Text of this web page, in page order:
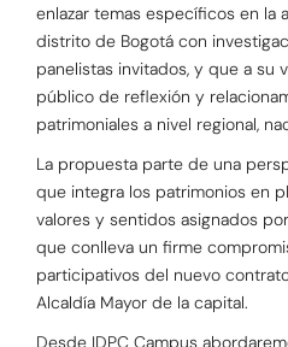
enlazar temas específicos en la
distrito de Bogotá con
panelistas invitados, y que a su
público de reflexión y
patrimoniales a nivel regional,
La propuesta parte de una
que integra los patrimonios en
valores y sentidos asignados
que conlleva un firme
participativos del nuevo
Alcaldía Mayor de la capital.
Desde IDPC Campus